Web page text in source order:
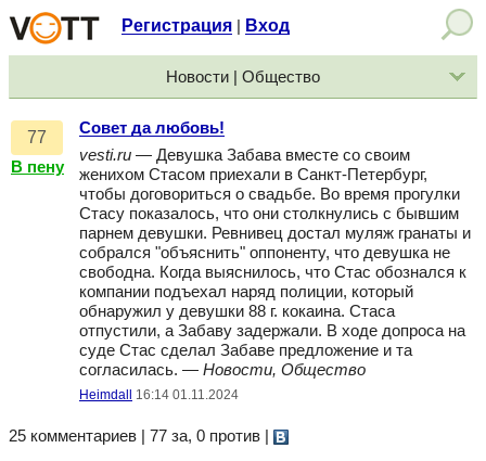
Регистрация Вход
Новости | Общество
77
В пену
Совет да любовь!
vesti.ru — Девушка Забава вместе со своим
женихом Стасом приехали в Санкт-Петербург,
чтобы договориться о свадьбе. Во время прогулки
Стасу показалось, что они столкнулись с бывшим
парнем девушки. Ревнивец достал муляж гранаты и
собрался "объяснить" оппоненту, что девушка не
свободна. Когда выяснилось, что Стас обознался к
компании подъехал наряд полиции, который
обнаружил у девушки 88 г. кокаина. Стаса
отпустили, а Забаву задержали. В ходе допроса на
суде Стас сделал Забаве предложение и та
согласилась. — Новости, Общество
Heimdall 16:14 01.11.2024
25 комментариев | 77 за, 0 против